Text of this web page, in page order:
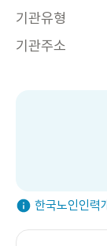
기관유형
기관주소
한국노인인력